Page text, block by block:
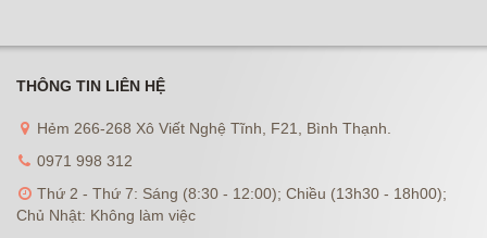
THÔNG TIN LIÊN HỆ
Hẻm 266-268 Xô Viết Nghệ Tĩnh, F21, Bình Thạnh.
0971 998 312
Thứ 2 - Thứ 7: Sáng (8:30 - 12:00); Chiều (13h30 - 18h00);
Chủ Nhật: Không làm việc